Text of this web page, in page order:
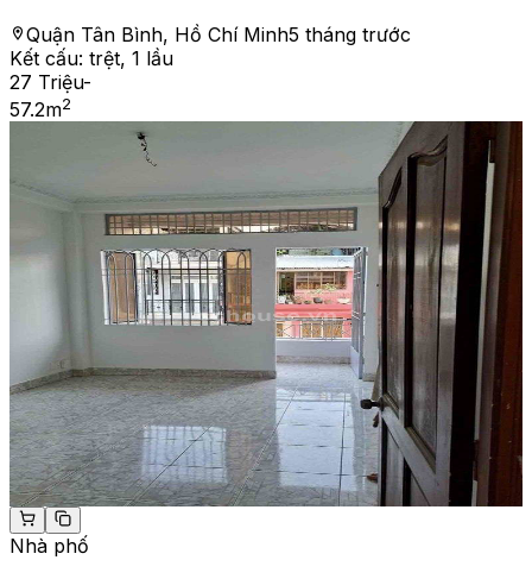
Quận Tân Bình, Hồ Chí Minh5 tháng trước
Kết cấu: trệt, 1 lầu
27 Triệu-
57.2m2
Nhà phố